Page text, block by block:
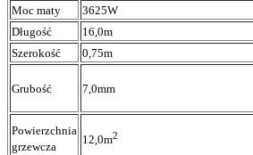
Moc maty
3625W
Długość
16,0m
Szerokość
0,75m
Grubość 7,0mm
Powierzchnia
grzewcza
12,0m2